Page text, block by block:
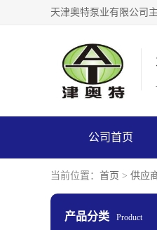
公司首页
当前位置： 首页 > 供应
产品分类 Product